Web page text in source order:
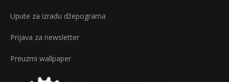
Upute za izradu džepograma
Prijava za newsletter
Preuzmi wallpaper